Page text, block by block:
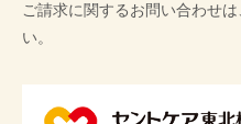
ご請求に関するお問い合わせ
い。